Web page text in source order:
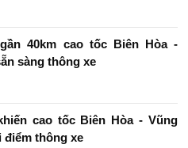
40km cao tốc Biên Hòa -
sàng thông xe
cao tốc Biên Hòa - Vũng
điểm thông xe